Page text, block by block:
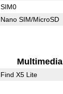
SIM0
Nano SIM/MicroSD
Multimedia
Find X5 Lite